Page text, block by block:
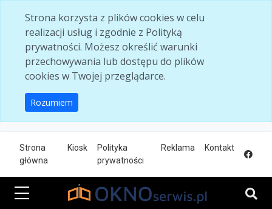
Strona korzysta z plików cookies w celu
realizacji usług i zgodnie z Polityką
prywatności. Możesz określić warunki
przechowywania lub dostępu do plików
cookies w Twojej przeglądarce.
Rozumiem
Strona
główna
Kiosk
Polityka
prywatności
Reklama Kontakt